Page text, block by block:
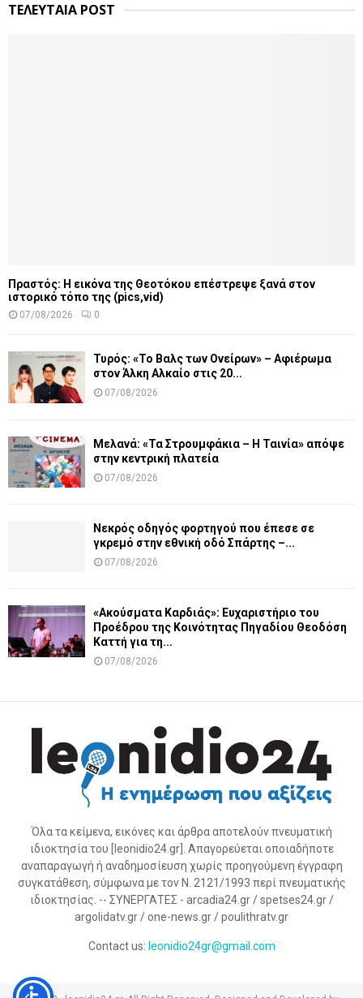
ΤΕΛΕΥΤΑΙΑ POST
Πραστός: Η εικόνα της Θεοτόκου επέστρεψε ξανά στον
ιστορικό τόπο της (pics,vid)
07/08/2026 0
Τυρός: «Το Βαλς των Ονείρων» – Αφιέρωμα
στον Άλκη Αλκαίο στις 20...
07/08/2026
Μελανά: «Τα Στρουμφάκια – Η Ταινία» απόψε
στην κεντρική πλατεία
07/08/2026
Νεκρός οδηγός φορτηγού που έπεσε σε
γκρεμό στην εθνική οδό Σπάρτης –...
07/08/2026
«Ακούσματα Καρδιάς»: Ευχαριστήριο του
Προέδρου της Κοινότητας Πηγαδίου Θεοδόση
Καττή για τη...
07/08/2026
Όλα τα κείμενα, εικόνες και άρθρα αποτελούν πνευματική
ιδιοκτησία του [leonidio24.gr]. Απαγορεύεται οποιαδήποτε
αναπαραγωγή ή αναδημοσίευση χωρίς προηγούμενη έγγραφη
συγκατάθεση, σύμφωνα με τον Ν. 2121/1993 περί πνευματικής
ιδιοκτησίας. -- ΣΥΝΕΡΓΑΤΕΣ - arcadia24.gr / spetses24.gr /
argolidatv.gr / one-news.gr / poulithratv.gr
Contact us: leonidio24gr@gmail.com